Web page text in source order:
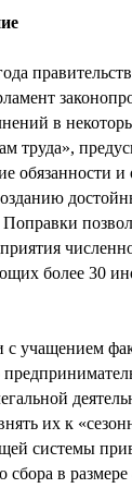
в
труда»,
обязанности и
более 30
с учащением
их к
системы
сбора в